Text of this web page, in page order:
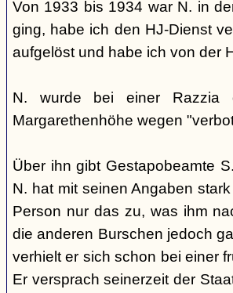
Von 1933 bis 1934 war N. in
ging, habe ich den HJ-Dienst
aufgelöst und habe ich von der
N. wurde bei einer Razzia
Margarethenhöhe wegen
Über ihn gibt Gestapobeamte
N. hat mit seinen Angaben
Person nur das zu, was ihm
die anderen Burschen jedoch
verhielt er sich schon bei einer
Er versprach seinerzeit der